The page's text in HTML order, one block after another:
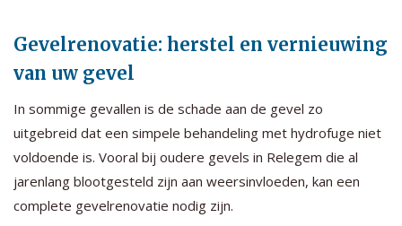
Gevelrenovatie: herstel en vernieuwing
van uw gevel
In sommige gevallen is de schade aan de gevel zo
uitgebreid dat een simpele behandeling met hydrofuge niet
voldoende is. Vooral bij oudere gevels in Relegem die al
jarenlang blootgesteld zijn aan weersinvloeden, kan een
complete gevelrenovatie nodig zijn.